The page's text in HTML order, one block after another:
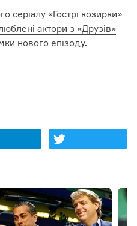
серіалу «Гострі козирки»
актори з «Друзів»
нового епізоду.